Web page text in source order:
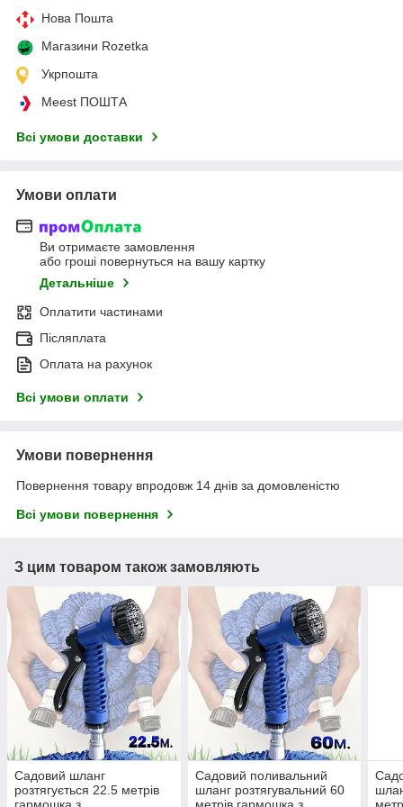
Нова Пошта
Магазини Rozetka
Укрпошта
Meest ПОШТА
Всі умови доставки
Умови оплати
Ви отримаєте замовлення
або гроші повернуться на вашу картку
Детальніше
Оплатити частинами
Післяплата
Оплата на рахунок
Всі умови оплати
Умови повернення
Повернення товару впродовж 14 днів за домовленістю
Всі умови повернення
З цим товаром також замовляють
Садовий шланг
розтягується 22.5 метрів
гармошка з
Садовий поливальний
шланг розтягувальний 60
метрів гармошка з